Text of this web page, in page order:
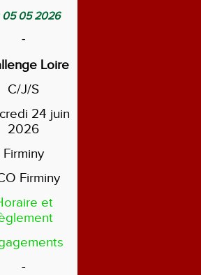
05 05 2026
-
Loire
C/J/S
24 juin
2026
Firminy
Firminy
et
-